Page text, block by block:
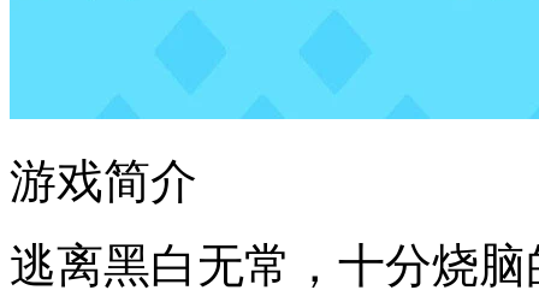
游戏简介
逃离黑白无常，十分烧